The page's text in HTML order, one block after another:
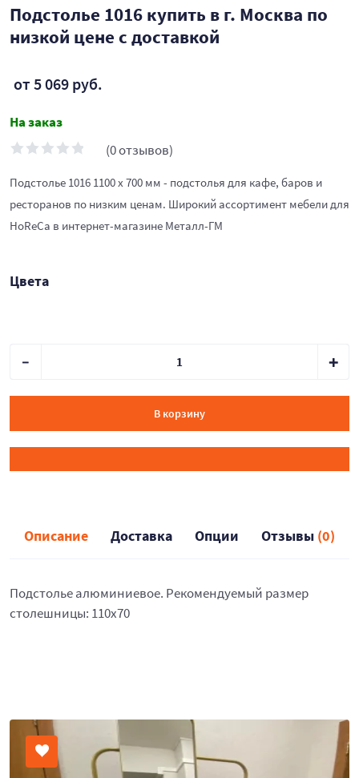
Подстолье 1016 купить в г. Москва по
низкой цене с доставкой
от 5 069 руб.
На заказ
(0 отзывов)
Подстолье 1016 1100 х 700 мм - подстолья для кафе, баров и
ресторанов по низким ценам. Широкий ассортимент мебели для
HoReCa в интернет-магазине Металл-ГМ
Цвета
В корзину
Описание Доставка Опции Отзывы (0)
Подстолье алюминиевое. Рекомендуемый размер
столешницы: 110х70